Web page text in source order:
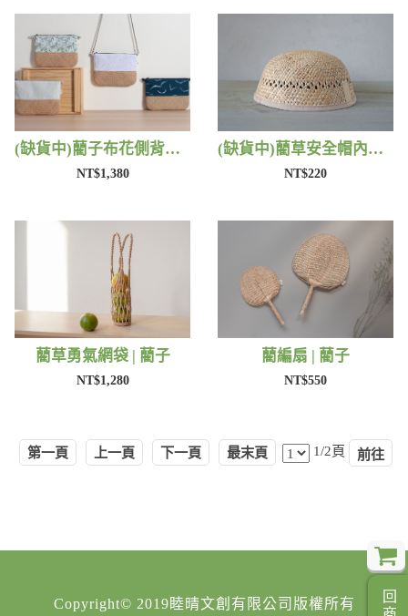
(缺貨中)藺子布花側背包 | 藺子
NT$1,380
(缺貨中)藺草安全帽內襯 | 藺子
NT$220
藺草勇氣網袋 | 藺子
NT$1,280
藺編扇 | 藺子
NT$550
第一頁 上一頁 下一頁 最末頁 1/2頁
Copyright© 2019睦晴文創有限公司版權所有